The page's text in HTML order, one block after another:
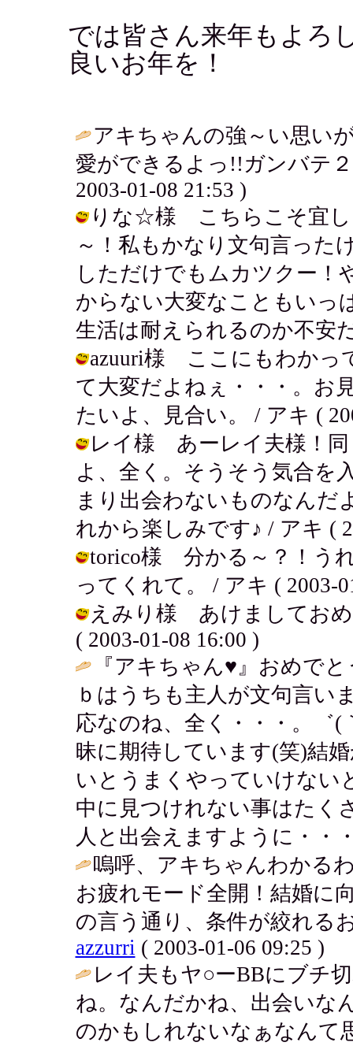
では皆さん来年もよろ
良いお年を！
アキちゃんの強～い思い
愛ができるよっ!!ガンバテ
2003-01-08 21:53 )
りな☆様 こちらこそ宜し
～！私もかなり文句言った
しただけでもムカツクー！
からない大変なこともいっ
生活は耐えられるのか不安
azuuri様 ここにもわかっ
て大変だよねぇ・・・。お
たいよ、見合い。 / アキ (
レイ様 あーレイ夫様！同
よ、全く。そうそう気合を
まり出会わないものなんだ
れから楽しみです♪ / アキ (
torico様 分かる～？！う
ってくれて。 / アキ ( 2003-
えみり様 あけましてお
( 2003-01-08 16:00 )
『アキちゃん♥』おめで
ｂはうちも主人が文句言い
応なのね、全く・・・。゛
昧に期待しています(笑)結
いとうまくやっていけない
中に見つけれない事はたく
人と出会えますように・・
嗚呼、アキちゃんわかる
お疲れモード全開！結婚に
の言う通り、条件が絞れる
azzurri ( 2003-01-06 09:25 )
レイ夫もヤ○ーBBにブチ
ね。なんだかね、出会いな
のかもしれないなぁなんて